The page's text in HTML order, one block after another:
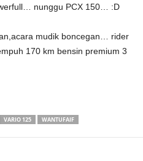
nunggu PCX 150… :D
mudik boncegan… rider
170 km bensin premium 3
VARIO 125 WANTUFAIF